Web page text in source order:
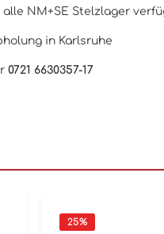
alle NM+SE Stelzlager
in Karlsruhe
0721 6630357-17
25%